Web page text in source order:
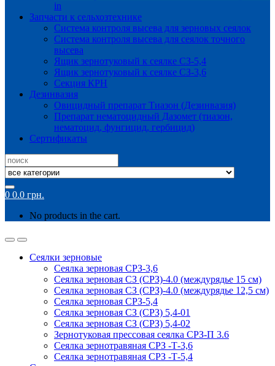
in
Запчасти к сельхозтехнике
Система контроля высева для зерновых сеялок
Система контроля высева для сеялок точного
высева
Ящик зернотуковый к сеялке СЗ-5,4
Ящик зернотуковый к сеялке СЗ-3,6
Секция КРН
Дезинвазия
Овицидный препарат Тиазон (Дезинвазия)
Препарат нематоцидный Дазомет (тиазон,
нематоцид, фунгицид, гербицид)
Сертификаты
Search
for:
0 0.0 грн.
No products in the cart.
Сеялки зерновые
Сеялка зерновая СРЗ-3,6
Сеялка зерновая СЗ (СРЗ)-4.0 (междурядье 15 см)
Сеялка зерновая СЗ (СРЗ)-4.0 (междурядье 12,5 см)
Сеялка зерновая СРЗ-5,4
Сеялка зерновая СЗ (СРЗ) 5,4-01
Сеялка зерновая СЗ (СРЗ) 5,4-02
Зернотуковая прессовая сеялка СРЗ-П 3.6
Сеялка зернотравяная СРЗ -Т-3,6
Сеялка зернотравяная СРЗ -Т-5,4